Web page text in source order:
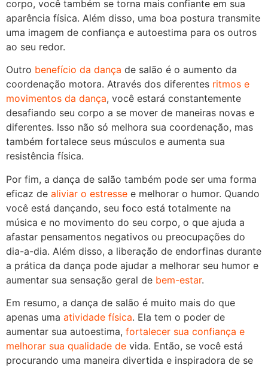
corpo, você também se torna mais confiante em sua
aparência física. Além disso, uma boa postura transmite
uma imagem de confiança e autoestima para os outros
ao seu redor.
Outro benefício da dança de salão é o aumento da
coordenação motora. Através dos diferentes ritmos e
movimentos da dança, você estará constantemente
desafiando seu corpo a se mover de maneiras novas e
diferentes. Isso não só melhora sua coordenação, mas
também fortalece seus músculos e aumenta sua
resistência física.
Por fim, a dança de salão também pode ser uma forma
eficaz de aliviar o estresse e melhorar o humor. Quando
você está dançando, seu foco está totalmente na
música e no movimento do seu corpo, o que ajuda a
afastar pensamentos negativos ou preocupações do
dia-a-dia. Além disso, a liberação de endorfinas durante
a prática da dança pode ajudar a melhorar seu humor e
aumentar sua sensação geral de bem-estar.
Em resumo, a dança de salão é muito mais do que
apenas uma atividade física. Ela tem o poder de
aumentar sua autoestima, fortalecer sua confiança e
melhorar sua qualidade de vida. Então, se você está
procurando uma maneira divertida e inspiradora de se